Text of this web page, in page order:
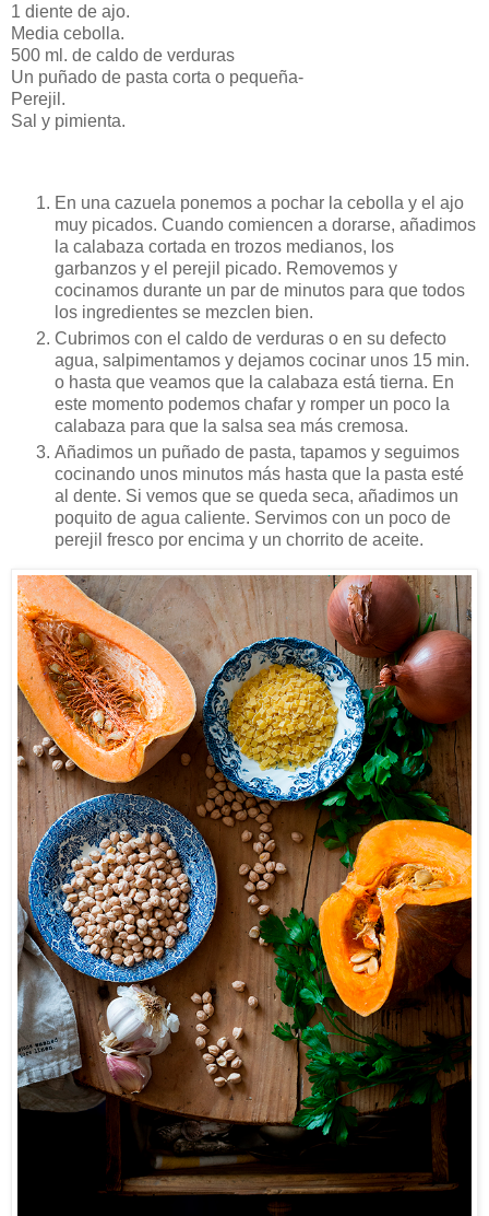
1 diente de ajo.
Media cebolla.
500 ml. de caldo de verduras
Un puñado de pasta corta o pequeña-
Perejil.
Sal y pimienta.
En una cazuela ponemos a pochar la cebolla y el ajo
muy picados. Cuando comiencen a dorarse, añadimos
la calabaza cortada en trozos medianos, los
garbanzos y el perejil picado. Removemos y
cocinamos durante un par de minutos para que todos
los ingredientes se mezclen bien.
Cubrimos con el caldo de verduras o en su defecto
agua, salpimentamos y dejamos cocinar unos 15 min.
o hasta que veamos que la calabaza está tierna. En
este momento podemos chafar y romper un poco la
calabaza para que la salsa sea más cremosa.
Añadimos un puñado de pasta, tapamos y seguimos
cocinando unos minutos más hasta que la pasta esté
al dente. Si vemos que se queda seca, añadimos un
poquito de agua caliente. Servimos con un poco de
perejil fresco por encima y un chorrito de aceite.